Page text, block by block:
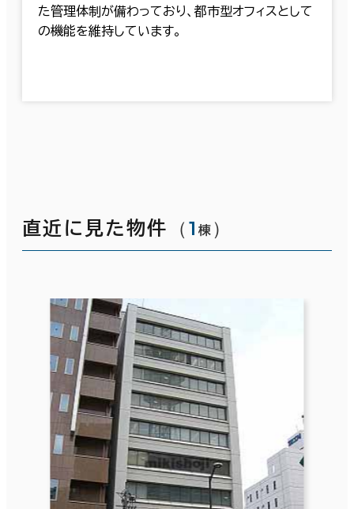
た管理体制が備わっており、都市型オフィスとして
の機能を維持しています。
直近に見た物件 （1 棟 ）